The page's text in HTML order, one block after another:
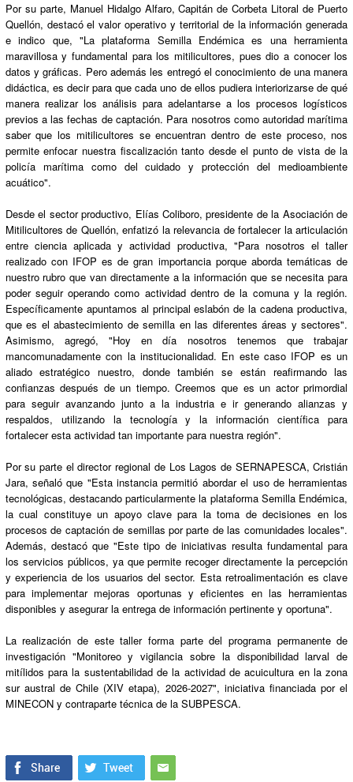
Por su parte, Manuel Hidalgo Alfaro, Capitán de Corbeta Litoral de Puerto
Quellón, destacó el valor operativo y territorial de la información generada
e indico que, "La plataforma Semilla Endémica es una herramienta
maravillosa y fundamental para los mitilicultores, pues dio a conocer los
datos y gráficas. Pero además les entregó el conocimiento de una manera
didáctica, es decir para que cada uno de ellos pudiera interiorizarse de qué
manera realizar los análisis para adelantarse a los procesos logísticos
previos a las fechas de captación. Para nosotros como autoridad marítima
saber que los mitilicultores se encuentran dentro de este proceso, nos
permite enfocar nuestra fiscalización tanto desde el punto de vista de la
policía marítima como del cuidado y protección del medioambiente
acuático".
Desde el sector productivo, Elías Coliboro, presidente de la Asociación de
Mitilicultores de Quellón, enfatizó la relevancia de fortalecer la articulación
entre ciencia aplicada y actividad productiva, "Para nosotros el taller
realizado con IFOP es de gran importancia porque aborda temáticas de
nuestro rubro que van directamente a la información que se necesita para
poder seguir operando como actividad dentro de la comuna y la región.
Específicamente apuntamos al principal eslabón de la cadena productiva,
que es el abastecimiento de semilla en las diferentes áreas y sectores".
Asimismo, agregó, "Hoy en día nosotros tenemos que trabajar
mancomunadamente con la institucionalidad. En este caso IFOP es un
aliado estratégico nuestro, donde también se están reafirmando las
confianzas después de un tiempo. Creemos que es un actor primordial
para seguir avanzando junto a la industria e ir generando alianzas y
respaldos, utilizando la tecnología y la información científica para
fortalecer esta actividad tan importante para nuestra región".
Por su parte el director regional de Los Lagos de SERNAPESCA, Cristián
Jara, señaló que "Esta instancia permitió abordar el uso de herramientas
tecnológicas, destacando particularmente la plataforma Semilla Endémica,
la cual constituye un apoyo clave para la toma de decisiones en los
procesos de captación de semillas por parte de las comunidades locales".
Además, destacó que "Este tipo de iniciativas resulta fundamental para
los servicios públicos, ya que permite recoger directamente la percepción
y experiencia de los usuarios del sector. Esta retroalimentación es clave
para implementar mejoras oportunas y eficientes en las herramientas
disponibles y asegurar la entrega de información pertinente y oportuna".
La realización de este taller forma parte del programa permanente de
investigación "Monitoreo y vigilancia sobre la disponibilidad larval de
mitílidos para la sustentabilidad de la actividad de acuicultura en la zona
sur austral de Chile (XIV etapa), 2026-2027", iniciativa financiada por el
MINECON y contraparte técnica de la SUBPESCA.